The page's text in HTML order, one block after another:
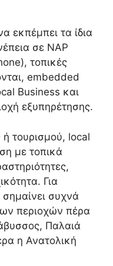
εκπέμπει τα ίδια
σε NAP
τοπικές
embedded
Business και
εξυπηρέτησης.
ή τουρισμού, local
με τοπικά
Για
συχνά
περιοχών πέρα
Παλαιά
η Ανατολική